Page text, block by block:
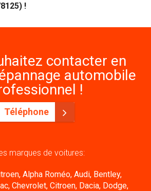
!
contacter en
automobile
!
Téléphone
marques de voitures:
Alpha Roméo, Audi, Bentley,
Chevrolet, Citroen, Dacia, Dodge,